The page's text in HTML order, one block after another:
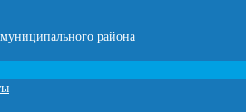
района